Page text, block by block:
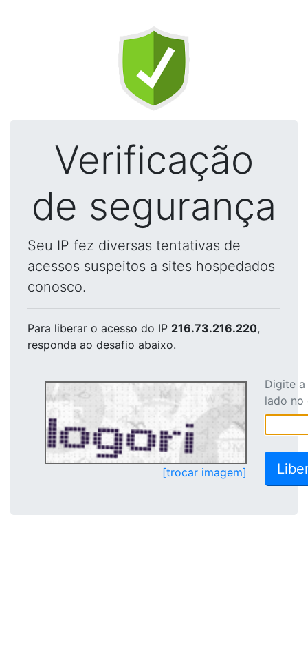
Verificação
de segurança
Seu IP fez diversas tentativas de
acessos suspeitos a sites hospedados
conosco.
Para liberar o acesso do IP 216.73.216.220,
responda ao desafio abaixo.
[trocar imagem]
Digite
lado no